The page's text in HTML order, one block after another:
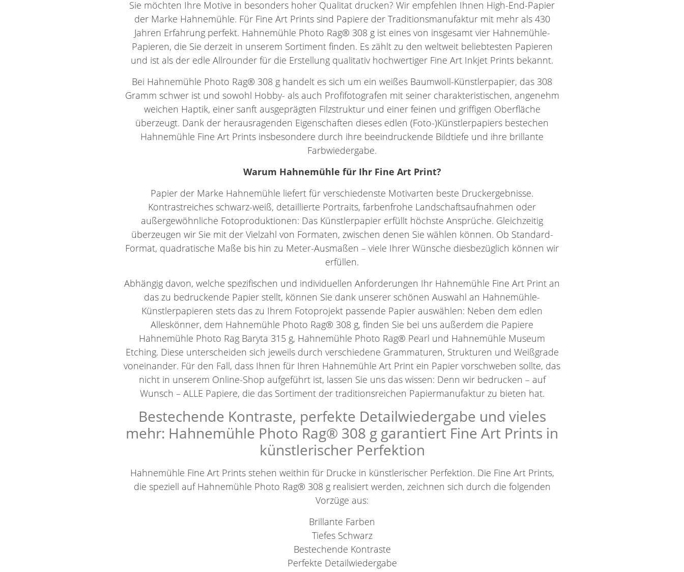
Sie möchten Ihre Motive in besonders hoher Qualitat drucken? Wir empfehlen Ihnen High-End-Papier
der Marke Hahnemühle. Für Fine Art Prints sind Papiere der Traditionsmanufaktur mit mehr als 430
Jahren Erfahrung perfekt. Hahnemühle Photo Rag® 308 g ist eines von insgesamt vier Hahnemühle-
Papieren, die Sie derzeit in unserem Sortiment finden. Es zählt zu den weltweit beliebtesten Papieren
und ist als der edle Allrounder für die Erstellung qualitativ hochwertiger Fine Art Inkjet Prints bekannt.
Bei Hahnemühle Photo Rag® 308 g handelt es sich um ein weißes Baumwoll-Künstlerpapier, das 308
Gramm schwer ist und sowohl Hobby- als auch Profifotografen mit seiner charakteristischen, angenehm
weichen Haptik, einer sanft ausgeprägten Filzstruktur und einer feinen und griffigen Oberfläche
überzeugt. Dank der herausragenden Eigenschaften dieses edlen (Foto-)Künstlerpapiers bestechen
Hahnemühle Fine Art Prints insbesondere durch ihre beeindruckende Bildtiefe und ihre brillante
Farbwiedergabe.
Warum Hahnemühle für Ihr Fine Art Print?
Papier der Marke Hahnemühle liefert für verschiedenste Motivarten beste Druckergebnisse.
Kontrastreiches schwarz-weiß, detaillierte Portraits, farbenfrohe Landschaftsaufnahmen oder
außergewöhnliche Fotoproduktionen: Das Künstlerpapier erfüllt höchste Ansprüche. Gleichzeitig
überzeugen wir Sie mit der Vielzahl von Formaten, zwischen denen Sie wählen können. Ob Standard-
Format, quadratische Maße bis hin zu Meter-Ausmaßen – viele Ihrer Wünsche diesbezüglich können wir
erfüllen.
Abhängig davon, welche spezifischen und individuellen Anforderungen Ihr Hahnemühle Fine Art Print an
das zu bedruckende Papier stellt, können Sie dank unserer schönen Auswahl an Hahnemühle-
Künstlerpapieren stets das zu Ihrem Fotoprojekt passende Papier auswählen: Neben dem edlen
Alleskönner, dem Hahnemühle Photo Rag® 308 g, finden Sie bei uns außerdem die Papiere
Hahnemühle Photo Rag Baryta 315 g, Hahnemühle Photo Rag® Pearl und Hahnemühle Museum
Etching. Diese unterscheiden sich jeweils durch verschiedene Grammaturen, Strukturen und Weißgrade
voneinander. Für den Fall, dass Ihnen für Ihren Hahnemühle Art Print ein Papier vorschweben sollte, das
nicht in unserem Online-Shop aufgeführt ist, lassen Sie uns das wissen: Denn wir bedrucken – auf
Wunsch – ALLE Papiere, die das Sortiment der traditionsreichen Papiermanufaktur zu bieten hat.
Bestechende Kontraste, perfekte Detailwiedergabe und vieles
mehr: Hahnemühle Photo Rag® 308 g garantiert Fine Art Prints in
künstlerischer Perfektion
Hahnemühle Fine Art Prints stehen weithin für Drucke in künstlerischer Perfektion. Die Fine Art Prints,
die speziell auf Hahnemühle Photo Rag® 308 g realisiert werden, zeichnen sich durch die folgenden
Vorzüge aus:
Brillante Farben
Tiefes Schwarz
Bestechende Kontraste
Perfekte Detailwiedergabe